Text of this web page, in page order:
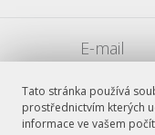
Tato stránka používá
prostřednictvím kterých
informace ve vašem
E-mail